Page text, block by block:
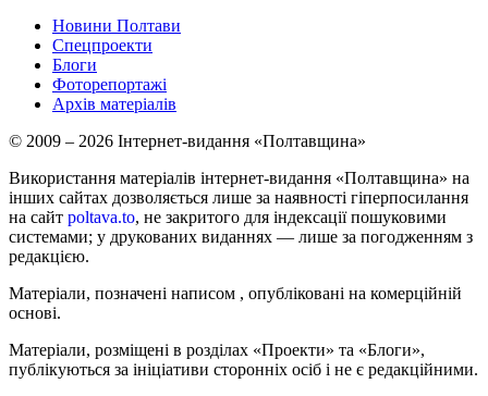
Новини Полтави
Спецпроекти
Блоги
Фоторепортажі
Архів матеріалів
© 2009 – 2026 Інтернет-видання «Полтавщина»
Використання матеріалів інтернет-видання «Полтавщина» на
інших сайтах дозволяється лише за наявності гіперпосилання
на сайт poltava.to, не закритого для індексації пошуковими
системами; у друкованих виданнях — лише за погодженням з
редакцією.
Матеріали, позначені написом , опубліковані на комерційній
основі.
Матеріали, розміщені в розділах «Проекти» та «Блоги»,
публікуються за ініціативи сторонніх осіб і не є редакційними.